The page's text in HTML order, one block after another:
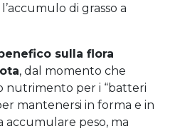
di grasso a
sulla flora
, dal momento che
nutrimento per i “batteri
mantenersi in forma e in
accumulare peso, ma